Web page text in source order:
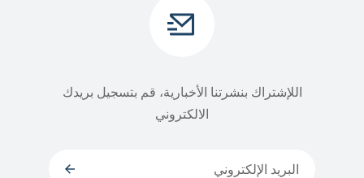
اللإشتراك بنشرتنا الأخبارية، قم بتسجيل بريدك
الالكتروني